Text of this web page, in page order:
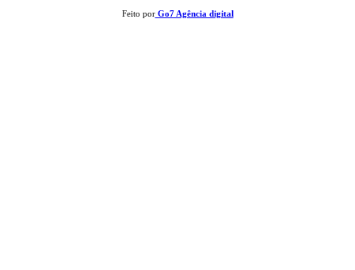
Feito porGo7 Agência digital